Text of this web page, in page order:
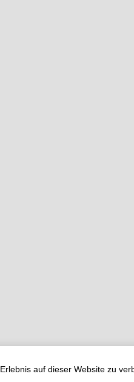
auf dieser Website zu